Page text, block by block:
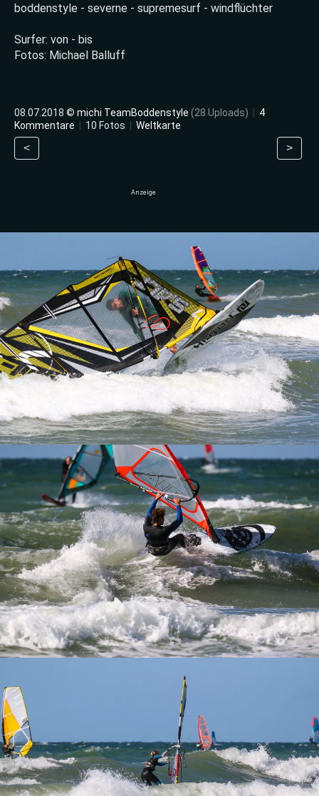
boddenstyle - severne - supremesurf - windflüchter
Surfer: von - bis
Fotos: Michael Balluff
08.07.2018 © michi TeamBoddenstyle (28 Uploads)
4
Kommentare
10 Fotos Weltkarte
< >